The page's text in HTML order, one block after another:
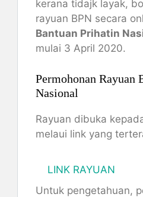
kerana tidajk layak,
rayuan BPN secara
Bantuan Prihatin
mulai 3 April 2020.
Permohonan Rayuan
Nasional
Rayuan dibuka
melaui link yang
LINK RAYUAN
Untuk pengetahuan,